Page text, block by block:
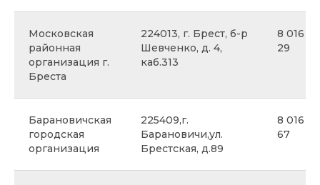
Московская
районная
организация г.
Бреста
224013, г. Брест, б-р
Шевченко, д. 4,
каб.313
8 016
29
Барановичская
городская
организация
225409,г.
Барановичи,ул.
Брестская, д.89
8 016
67